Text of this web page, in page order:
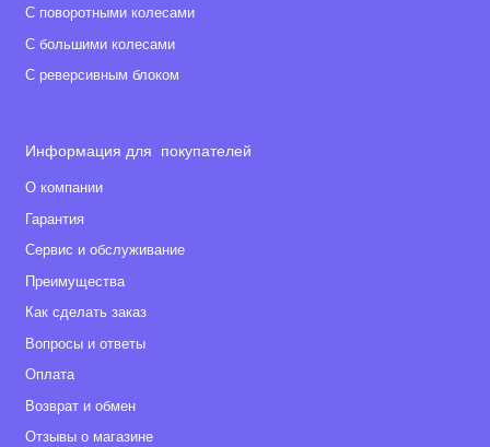
С поворотными колесами
С большими колесами
С реверсивным блоком
Информация для покупателей
О компании
Гарантия
Сервис и обслуживание
Преимущества
Как сделать заказ
Вопросы и ответы
Оплата
Возврат и обмен
Отзывы о магазине